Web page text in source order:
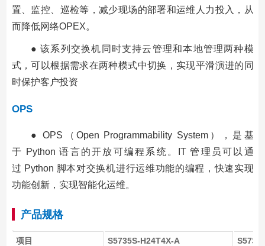
置、监控、巡检等，减少现场的部署和运维人力投入，从
而降低网络OPEX。
● 该系列交换机同时支持云管理和本地管理两种模
式，可以根据需求在两种模式中切换，实现平滑演进的同
时保护客户投资
OPS
● OPS（Open Programmability System），是基
于 Python 语言的开放可编程系统。IT 管理员可以通
过 Python 脚本对交换机进行运维功能的编程，快速实现
功能创新，实现智能化运维。
产品规格
项目 S5735S-H24T4X-A